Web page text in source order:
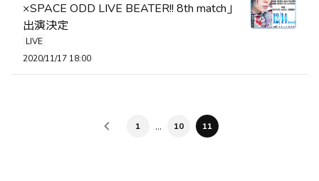
×SPACE ODD LIVE BEATER!! 8th match」
出演決定
LIVE
2020/11/17 18:00
1 … 10 11